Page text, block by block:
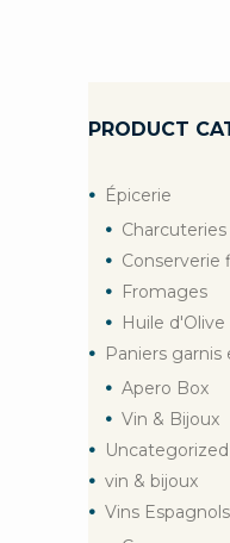
PRODUCT
Épicerie
Charcuteries
Conserverie
Fromages
Huile d'Olive
Paniers
Apero Box
Vin & Bijoux
Uncategorized
vin & bijoux
Vins Espagnols